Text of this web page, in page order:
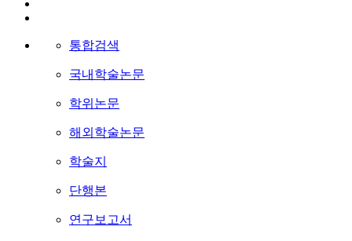
통합검색
국내학술논문
학위논문
해외학술논문
학술지
단행본
연구보고서